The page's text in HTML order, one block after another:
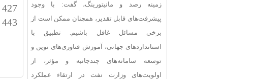
زمینه رصد و مانیتورینگ، گفت: با وجود
پیشرفت‌های قابل‌ تقدیر، همچنان ممکن است از
برخی مسائل غافل باشیم. تطبیق با
استانداردهای جهانی، آموزش فناوری‌های نوین و
توسعه سامانه‌های چندجانبه و مؤثر، از
اولویت‌های وزارت نفت در ارتقاء عملکرد
427
443